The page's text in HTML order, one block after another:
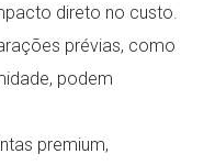
direto no custo.
prévias, como
podem
premium,